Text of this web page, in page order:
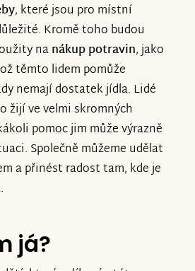
, které jsou pro místní
Kromě toho budou
nanákup potravin, jako
těmto lidem pomůže
nemají dostatek jídla. Lidé
žijí ve velmi skromných
pomoc jim může výrazně
Společně můžeme udělat
a přinést radost tam, kde je
já?